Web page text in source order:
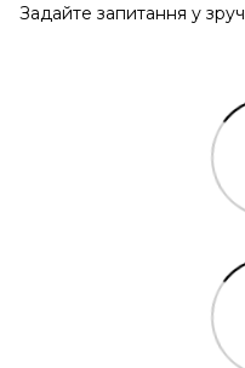
Задайте запитання у